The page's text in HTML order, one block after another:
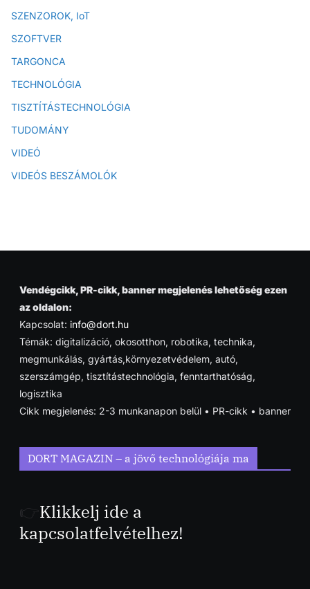
SZENZOROK, IoT
SZOFTVER
TARGONCA
TECHNOLÓGIA
TISZTÍTÁSTECHNOLÓGIA
TUDOMÁNY
VIDEÓ
VIDEÓS BESZÁMOLÓK
Vendégcikk, PR-cikk, banner megjelenés lehetőség ezen
az oldalon:
Kapcsolat: info@dort.hu
Témák: digitalizáció, okosotthon, robotika, technika,
megmunkálás, gyártás,környezetvédelem, autó,
szerszámgép, tisztítástechnológia, fenntarthatóság,
logisztika
Cikk megjelenés: 2-3 munkanapon belül • PR-cikk • banner
DORT MAGAZIN – a jövő technológiája ma
👉 Klikkelj ide a
kapcsolatfelvételhez!